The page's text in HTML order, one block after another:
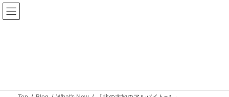
コ
ン
テ
ナ
ビ
ゲ